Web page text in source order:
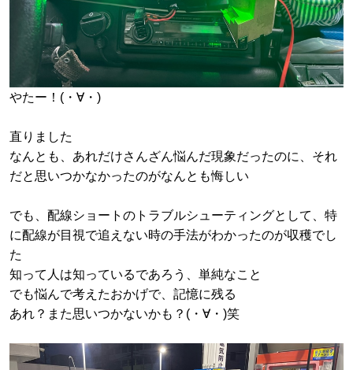
やたー！(・∀・)
直りました
なんとも、あれだけさんざん悩んだ現象だったのに、それ
だと思いつかなかったのがなんとも悔しい
でも、配線ショートのトラブルシューティングとして、特
に配線が目視で追えない時の手法がわかったのが収穫でし
た
知って人は知っているであろう、単純なこと
でも悩んで考えたおかげで、記憶に残る
あれ？また思いつかないかも？(・∀・)笑